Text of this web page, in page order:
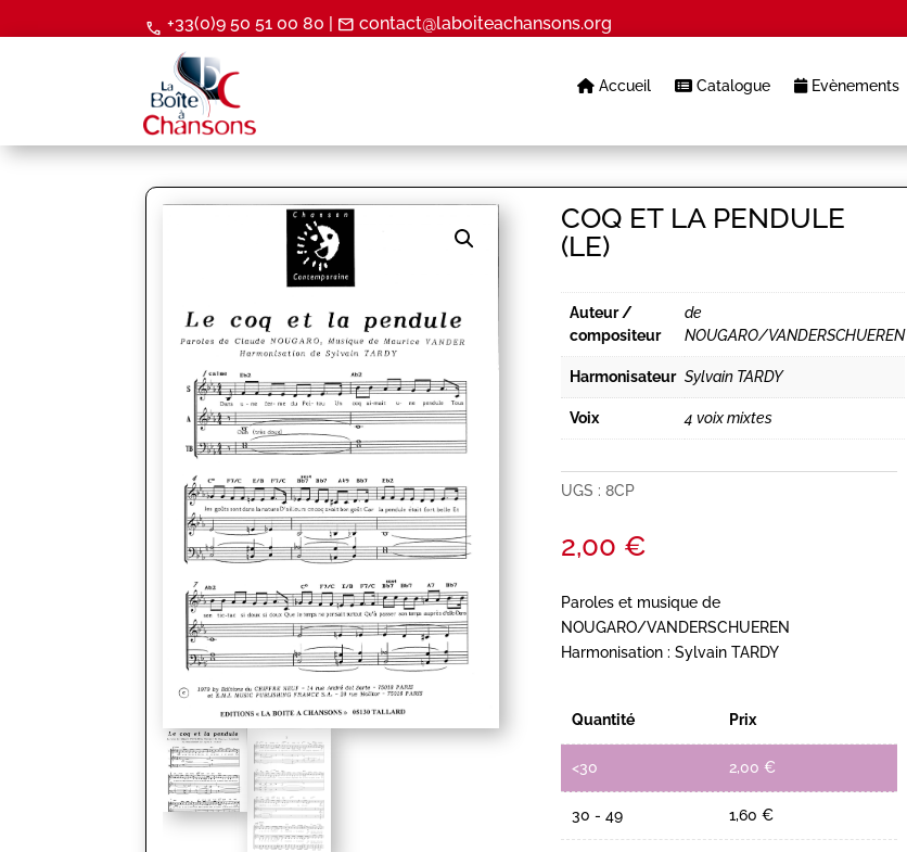
call +33(0)9 50 51 00 80 | mail contact@laboiteachansons.org
Accueil Catalogue Evènements
COQ ET LA PENDULE
(LE)
Auteur /
compositeur
de
NOUGARO/VANDERSCHUEREN
Harmonisateur Sylvain TARDY
Voix 4 voix mixtes
UGS :8CP
2,00 €
Paroles et musique de
NOUGARO/VANDERSCHUEREN
Harmonisation : Sylvain TARDY
Quantité Prix
<30 2,00 €
30 - 49 1,60 €